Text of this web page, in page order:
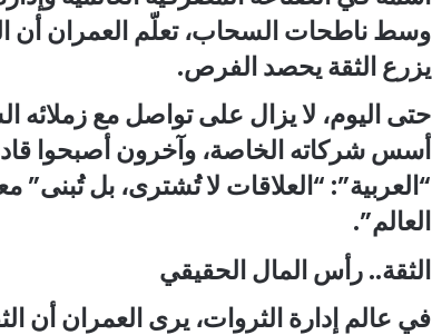
وسط ناطحات السحاب، تعلّم العمران أن
يزرع الثقة يحصد الفرص.
حتى اليوم، لا يزال على تواصل مع
أسس شركاته الخاصة، وآخرون أصبحوا
“العربية”: “العلاقات لا تُشترى، بل تُبنى”
العالم”.
الثقة.. رأس المال الحقيقي